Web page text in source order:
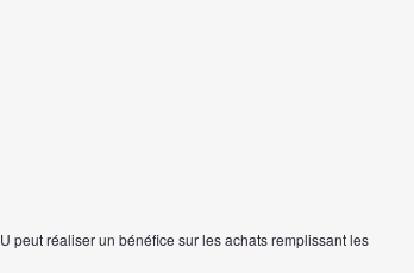
peut réaliser un bénéfice sur les achats remplissant les